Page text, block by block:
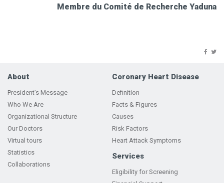
Membre du Comité de Recherche Yaduna
About
President’s Message
Who We Are
Organizational Structure
Our Doctors
Virtual tours
Statistics
Collaborations
Coronary Heart Disease
Definition
Facts & Figures
Causes
Risk Factors
Heart Attack Symptoms
Services
Eligibility for Screening